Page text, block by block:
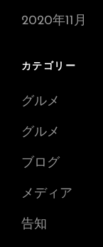
2020年11月
カテゴリー
グルメ
グルメ
ブログ
メディア
告知